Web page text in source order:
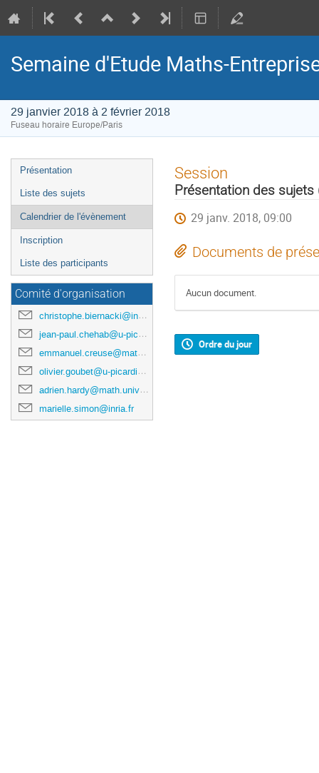
Semaine d'Etude Maths-
29 janvier 2018 à 2 février 2018
Fuseau horaire Europe/Paris
Menu
de
l'événement
Présentation
Liste des sujets
Calendrier de l'évènement
Inscription
Liste des participants
Comité d'organisation
christophe.biernacki@inria.fr
jean-paul.chehab@u-picardie.fr
emmanuel.creuse@math.univ-lille1.fr
olivier.goubet@u-picardie.fr
adrien.hardy@math.univ-lille1.fr
marielle.simon@inria.fr
Session
Présentation des
29 janv. 2018, 09:00
Documents de
Aucun document.
Ordre du jour